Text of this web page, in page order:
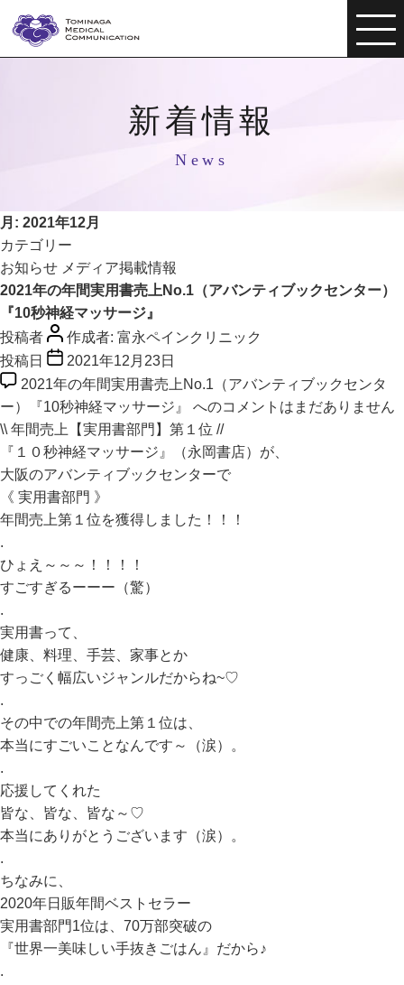
新着情報
News
月: 2021年12月
カテゴリー
お知らせ メディア掲載情報
2021年の年間実用書売上No.1（アバンティブックセンター）
『10秒神経マッサージ』
投稿者
作成者: 富永ペインクリニック
投稿日
2021年12月23日
2021年の年間実用書売上No.1（アバンティブックセンタ
ー）『10秒神経マッサージ』 へのコメントはまだありません
\\ 年間売上【実用書部門】第１位 //
『１０秒神経マッサージ』（永岡書店）が、
大阪のアバンティブックセンターで
《 実用書部門 》
年間売上第１位を獲得しました！！！
.
ひょえ～～～！！！！
すごすぎるーーー（驚）
.
実用書って、
健康、料理、手芸、家事とか
すっごく幅広いジャンルだからね~♡
.
その中での年間売上第１位は、
本当にすごいことなんです～（涙）。
.
応援してくれた
皆な、皆な、皆な～♡
本当にありがとうございます（涙）。
.
ちなみに、
2020年日販年間ベストセラー
実用書部門1位は、70万部突破の
『世界一美味しい手抜きごはん』だから♪
.